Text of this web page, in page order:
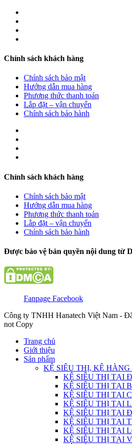
Chính sách khách hàng
Chính sách bảo mật
Hướng dẫn mua hàng
Phương thức thanh toán
Lắp đặt – vận chuyển
Chính sách bảo hành
Chính sách khách hàng
Chính sách bảo mật
Hướng dẫn mua hàng
Phương thức thanh toán
Lắp đặt – vận chuyển
Chính sách bảo hành
Được bảo vệ bản quyền nội dung từ
Fanpage Facebook
Công ty TNHH Hanatech Việt Nam -
not Copy
Trang chủ
Giới thiệu
Sản phẩm
KỆ SIÊU THỊ, KỆ HÀNG
KỆ SIÊU THỊ TẠI
KỆ SIÊU THỊ TẠI
KỆ SIÊU THỊ TẠI
KỆ SIÊU THỊ TẠI
KỆ SIÊU THỊ TẠI
KỆ SIÊU THỊ TẠI
KỆ SIÊU THỊ TẠI
KỆ SIÊU THỊ TẠI